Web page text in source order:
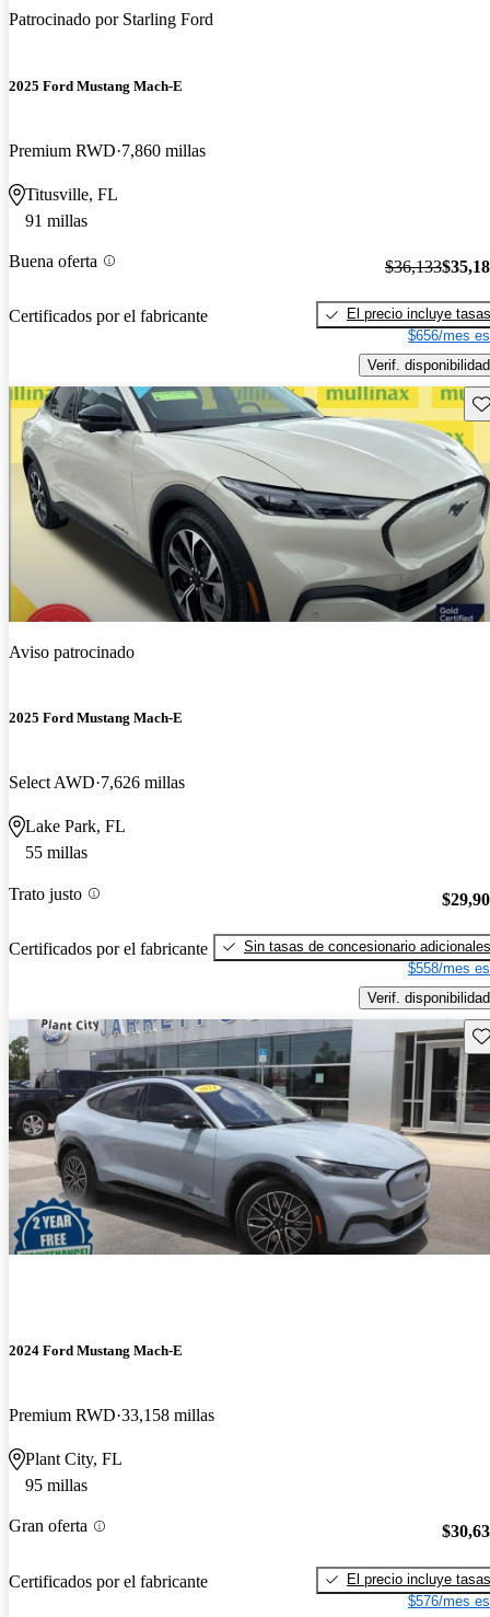
Patrocinado por Starling Ford
2025 Ford Mustang Mach-E
Premium RWD 7,860 millas
Titusville, FL
91 millas
Buena oferta
Certificados por el fabricante
$36,133
El precio incluye tasas
$656/mes
Verif. disponibilidad
Aviso patrocinado
2025 Ford Mustang Mach-E
Select AWD 7,626 millas
Lake Park, FL
55 millas
Trato justo
Certificados por el fabricante
Sin tasas de concesionario adicionales
$558/mes
Verif. disponibilidad
2024 Ford Mustang Mach-E
Premium RWD 33,158 millas
Plant City, FL
95 millas
Gran oferta
Certificados por el fabricante
El precio incluye tasas
$576/mes